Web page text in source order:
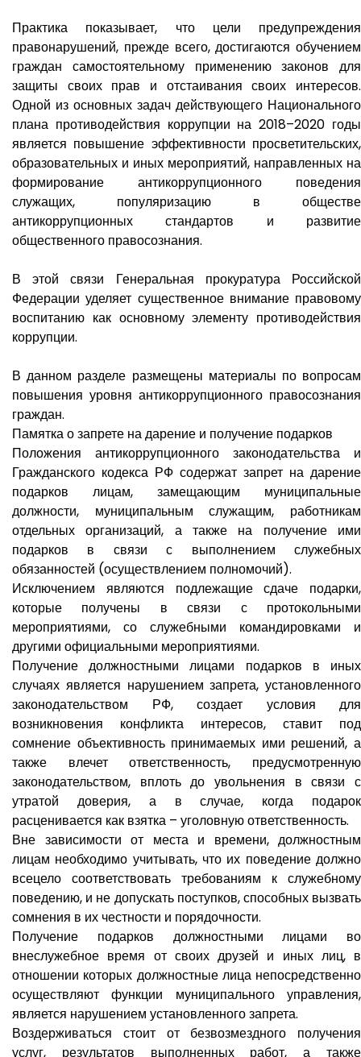
Практика показывает, что цели предупреждения
правонарушений, прежде всего, достигаются обучением
граждан самостоятельному применению законов для
защиты своих прав и отстаивания своих интересов.
Одной из основных задач действующего Национального
плана противодействия коррупции на 2018–2020 годы
является повышение эффективности просветительских,
образовательных и иных мероприятий, направленных на
формирование антикоррупционного поведения
служащих, популяризацию в обществе
антикоррупционных стандартов и развитие
общественного правосознания.
В этой связи Генеральная прокуратура Российской
Федерации уделяет существенное внимание правовому
воспитанию как основному элементу противодействия
коррупции.
В данном разделе размещены материалы по вопросам
повышения уровня антикоррупционного правосознания
граждан.
Памятка о запрете на дарение и получение подарков
Положения антикоррупционного законодательства и
Гражданского кодекса РФ содержат запрет на дарение
подарков лицам, замещающим муниципальные
должности, муниципальным служащим, работникам
отдельных организаций, а также на получение ими
подарков в связи с выполнением служебных
обязанностей (осуществлением полномочий).
Исключением являются подлежащие сдаче подарки,
которые получены в связи с протокольными
мероприятиями, со служебными командировками и
другими официальными мероприятиями.
Получение должностными лицами подарков в иных
случаях является нарушением запрета, установленного
законодательством РФ, создает условия для
возникновения конфликта интересов, ставит под
сомнение объективность принимаемых ими решений, а
также влечет ответственность, предусмотренную
законодательством, вплоть до увольнения в связи с
утратой доверия, а в случае, когда подарок
расценивается как взятка – уголовную ответственность.
Вне зависимости от места и времени, должностным
лицам необходимо учитывать, что их поведение должно
всецело соответствовать требованиям к служебному
поведению, и не допускать поступков, способных вызвать
сомнения в их честности и порядочности.
Получение подарков должностными лицами во
внеслужебное время от своих друзей и иных лиц, в
отношении которых должностные лица непосредственно
осуществляют функции муниципального управления,
является нарушением установленного запрета.
Воздерживаться стоит от безвозмездного получения
услуг, результатов выполненных работ, а также